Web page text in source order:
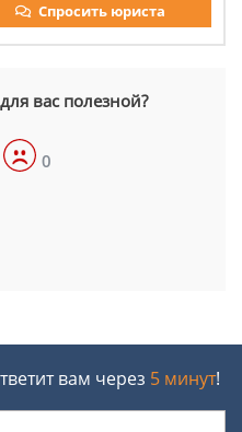
Спросить юриста
вас полезной?
0
вам через 5 минут!